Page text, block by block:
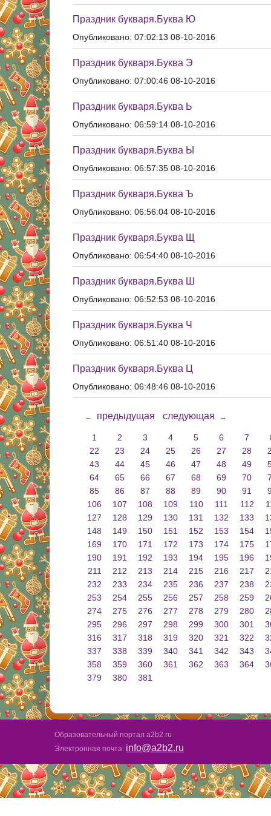
Праздник букваря.Буква Ю
Опубликовано: 07:02:13 08-10-2016
Праздник букваря.Буква Э
Опубликовано: 07:00:46 08-10-2016
Праздник букваря.Буква Ь
Опубликовано: 06:59:14 08-10-2016
Праздник букваря.Буква Ы
Опубликовано: 06:57:35 08-10-2016
Праздник букваря.Буква Ъ
Опубликовано: 06:56:04 08-10-2016
Праздник букваря.Буква Щ
Опубликовано: 06:54:40 08-10-2016
Праздник букваря.Буква Ш
Опубликовано: 06:52:53 08-10-2016
Праздник букваря.Буква Ч
Опубликовано: 06:51:40 08-10-2016
Праздник букваря.Буква Ц
Опубликовано: 06:48:46 08-10-2016
← предыдущая следующая →
1 2 3 4 5 6 7
22
23 24 25 26 27 28
43
44 45 46 47 48 49
64
65 66 67 68 69 70
85
86 87 88 89 90 91
106
107 108 109 110 111 112
127
128 129 130 131 132 133
148
149 150 151 152 153 154
169
170 171 172 173 174 175
190
191 192 193 194 195 196
211
212 213 214 215 216 217
232
233 234 235 236 237 238
253
254 255 256 257 258 259
274
275 276 277 278 279 280
295
296 297 298 299 300 301
316
317 318 319 320 321 322
337
338 339 340 341 342 343
358
359 360 361 362 363 364
379
380 381
Образовательный портал a2b2.ru
Электронная почта: info@a2b2.ru